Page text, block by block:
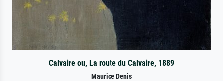
Calvaire ou, La route du Calvaire, 1889
Maurice Denis